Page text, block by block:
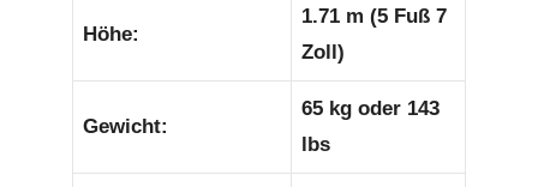
Höhe:
1.71 m (5 Fuß 7
Zoll)
Gewicht:
65 kg oder 143
lbs